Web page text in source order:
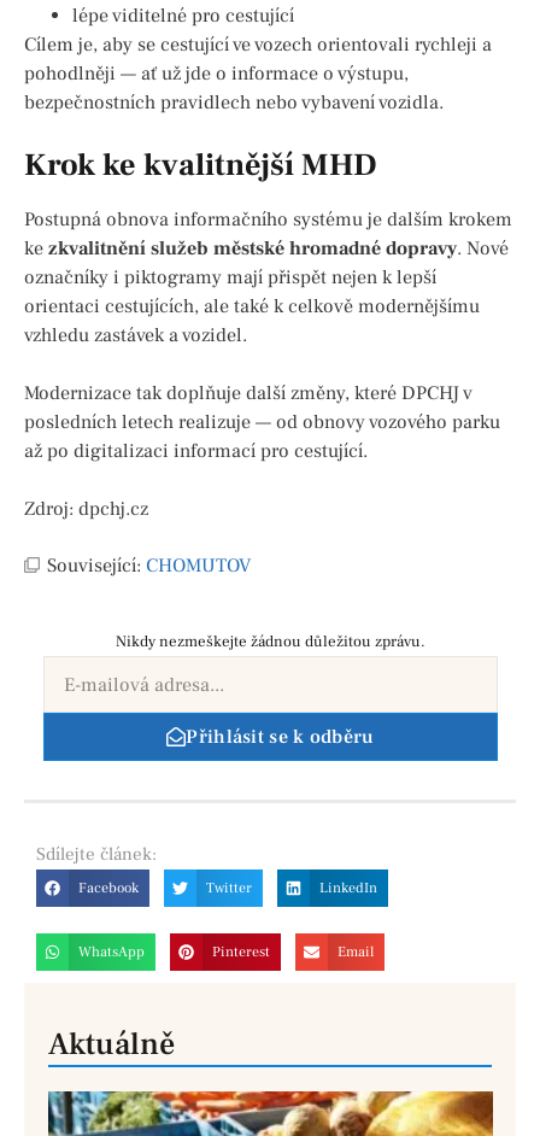
lépe viditelné pro cestující
Cílem je, aby se cestující ve vozech orientovali rychleji a
pohodlněji — ať už jde o informace o výstupu,
bezpečnostních pravidlech nebo vybavení vozidla.
Krok ke kvalitnější MHD
Postupná obnova informačního systému je dalším krokem
ke zkvalitnění služeb městské hromadné dopravy. Nové
označníky i piktogramy mají přispět nejen k lepší
orientaci cestujících, ale také k celkově modernějšímu
vzhledu zastávek a vozidel.
Modernizace tak doplňuje další změny, které DPCHJ v
posledních letech realizuje — od obnovy vozového parku
až po digitalizaci informací pro cestující.
Zdroj: dpchj.cz
Související: CHOMUTOV
Nikdy nezmeškejte žádnou důležitou zprávu.
Přihlásit se k odběru
Sdílejte článek:
Facebook Twitter LinkedIn
WhatsApp Pinterest Email
Aktuálně